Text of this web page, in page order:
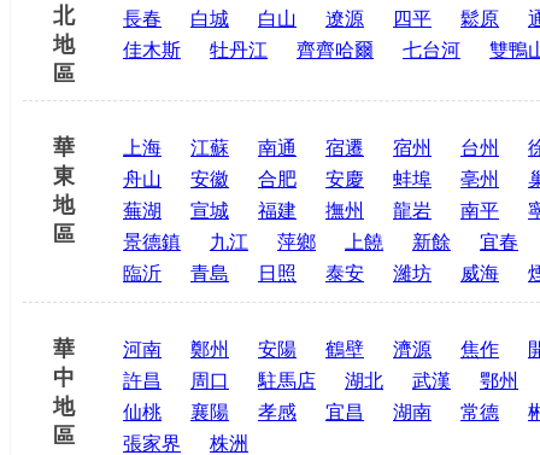
北
地
區
長春
白城 白山 遼源 四平 鬆原
佳木斯
牡丹江 齊齊哈爾 七台河 雙鴨
華
東
地
區
上海 江蘇 南通 宿遷 宿州 台州
舟山
安徽 合肥 安慶 蚌埠 亳州
蕪湖
宣城 福建 撫州 龍岩 南平
景德鎮
九江 萍鄉 上饒 新餘
宜春
臨沂
青島 日照 泰安 濰坊 威海
華
中
地
區
河南 鄭州 安陽 鶴壁 濟源 焦作
許昌
周口 駐馬店 湖北 武漢
鄂州
仙桃
襄陽 孝感 宜昌 湖南 常德
張家界
株洲